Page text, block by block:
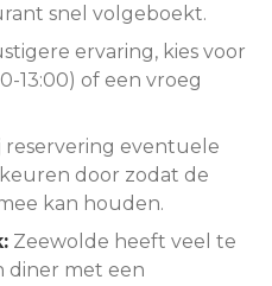
snel volgeboekt.
ervaring, kies voor
13:00) of een vroeg
reservering eventuele
door zodat de
kan houden.
Zeewolde heeft veel te
diner met een